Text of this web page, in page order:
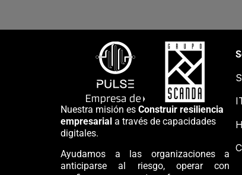
Nuestra misión es Construir resiliencia
empresarial a través de capacidades
digitales.
Ayudamos a las organizaciones a
anticiparse al riesgo, operar con